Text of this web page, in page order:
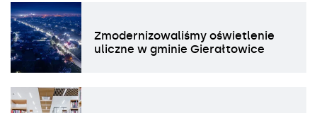
Zmodernizowaliśmy oświetlenie
uliczne w gminie Gierałtowice